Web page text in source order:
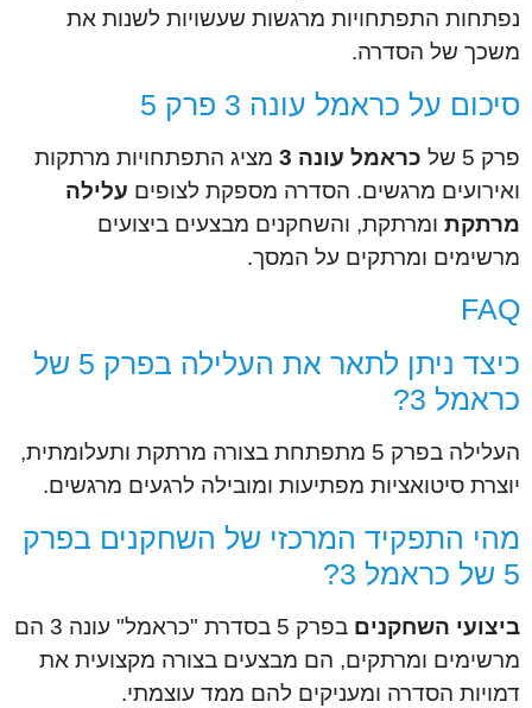
נפתחות התפתחויות מרגשות שעשויות לשנות את
משכך של הסדרה.
סיכום על כראמל עונה 3 פרק 5
פרק 5 של כראמל עונה 3
מציג התפתחויות מרתקות
ואירועים מרגשים. הסדרה מספקת לצופים עלילה
מרתקת ומרתקת, והשחקנים מבצעים ביצועים
מרשימים ומרתקים על המסך.
FAQ
כיצד ניתן לתאר את העלילה בפרק 5 של
כראמל 3?
העלילה בפרק 5 מתפתחת בצורה מרתקת ותעלומתית,
יוצרת סיטואציות מפתיעות ומובילה לרגעים מרגשים.
מהי התפקיד המרכזי של השחקנים בפרק
5 של כראמל 3?
ביצועי השחקנים
בפרק 5 בסדרת "כראמל" עונה 3 הם
מרשימים ומרתקים, הם מבצעים בצורה מקצועית את
דמויות הסדרה ומעניקים להם ממד עוצמתי.